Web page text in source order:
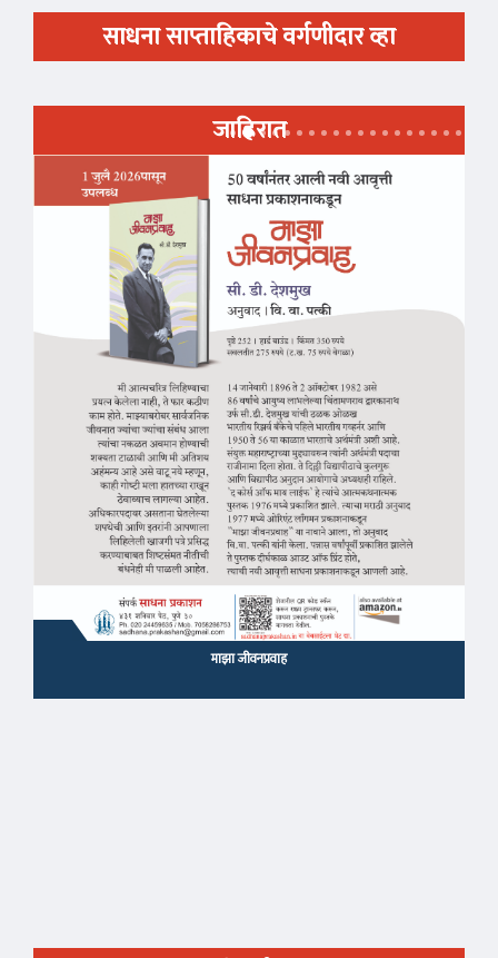
साधना साप्ताहिकाचे वर्गणीदार व्हा
जाहिरात
माझा जीवनप्रवाह